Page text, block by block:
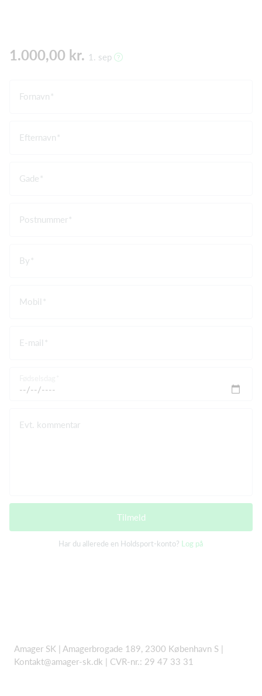
1.000,00 kr. 1. sep
Fornavn
Efternavn
Gade
Postnummer
By
Mobil
E-mail
Evt. kommentar
Tilmeld
Har du allerede en Holdsport-konto? Log på
Amager SK | Amagerbrogade 189, 2300 København S |
Kontakt@amager-sk.dk | CVR-nr.: 29 47 33 31